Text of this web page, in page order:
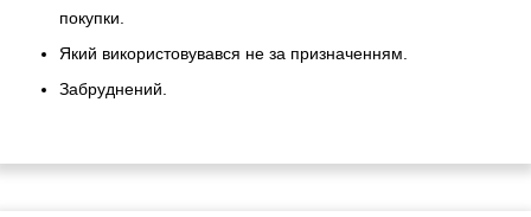
покупки.
Який використовувався не за призначенням.
Забруднений.